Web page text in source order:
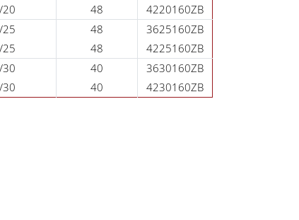
48
4220160ZB
48
3625160ZB
48
4225160ZB
40
3630160ZB
40 4230160ZB